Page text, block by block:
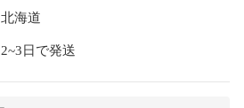
北海道
2~3日で発送